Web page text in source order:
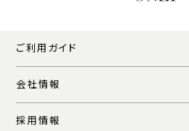
ご利用ガイド
会社情報
採用情報